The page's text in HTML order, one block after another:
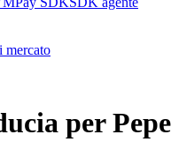
mercato
per Pepe